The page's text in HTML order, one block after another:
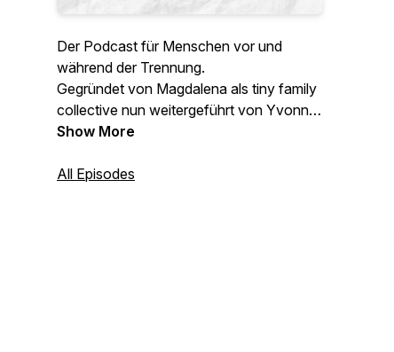
Der Podcast für Menschen vor und
während der Trennung.
Gegründet von Magdalena als tiny family
collective nun weitergeführt von Yvonne
Rump, Trennungsexpertin, Online
Paarberaterin, Trainerin für
Show More
All Episodes